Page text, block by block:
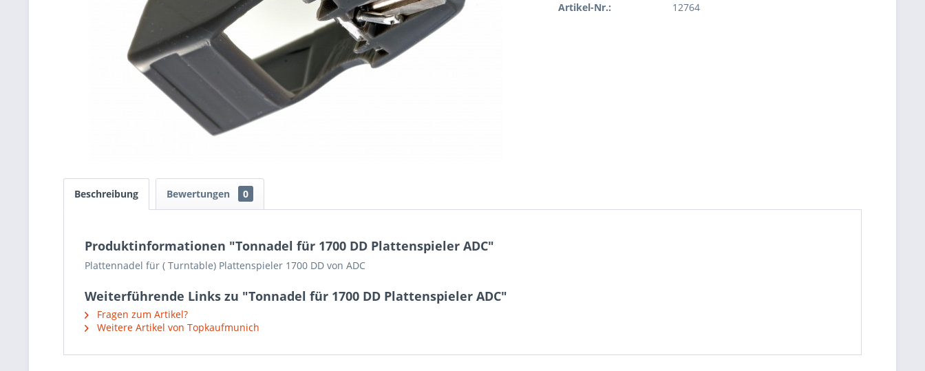
Artikel-Nr.: 12764
Beschreibung Bewertungen 0
Produktinformationen "Tonnadel für 1700 DD Plattenspieler ADC"
Plattennadel für ( Turntable) Plattenspieler 1700 DD von ADC
Weiterführende Links zu "Tonnadel für 1700 DD Plattenspieler ADC"
Fragen zum Artikel?
Weitere Artikel von Topkaufmunich